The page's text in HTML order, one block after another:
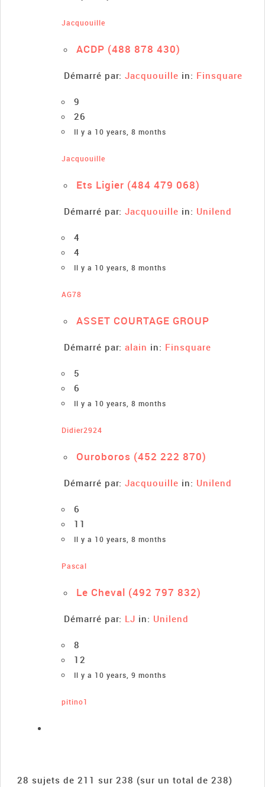
Jacquouille
ACDP (488 878 430)
Démarré par: Jacquouille in: Finsquare
9
26
Il y a 10 years, 8 months
Jacquouille
Ets Ligier (484 479 068)
Démarré par: Jacquouille in: Unilend
4
4
Il y a 10 years, 8 months
AG78
ASSET COURTAGE GROUP
Démarré par: alain in: Finsquare
5
6
Il y a 10 years, 8 months
Didier2924
Ouroboros (452 222 870)
Démarré par: Jacquouille in: Unilend
6
11
Il y a 10 years, 8 months
Pascal
Le Cheval (492 797 832)
Démarré par: LJ in: Unilend
8
12
Il y a 10 years, 9 months
pitino1
28 sujets de 211 sur 238 (sur un total de 238)